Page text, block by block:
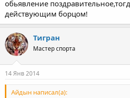
обьявление
действующим борцом!
Тигран
Мастер спорта
14 Янв 2014
Айдын написал(а):